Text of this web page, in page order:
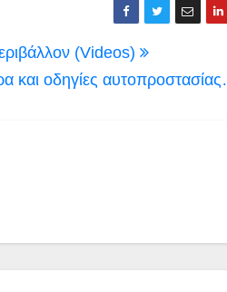
(Videos)
και οδηγίες